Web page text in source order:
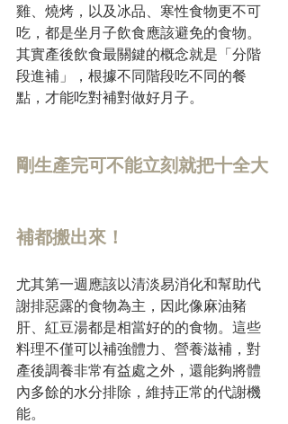
雞、燒烤，以及冰品、寒性食物更不可
吃，都是坐月子飲食應該避免的食物。
其實產後飲食最關鍵的概念就是「分階
段進補」，根據不同階段吃不同的餐
點，才能吃對補對做好月子。
剛生產完可不能立刻就把十全大
補都搬出來！
尤其第一週應該以清淡易消化和幫助代
謝排惡露的食物為主，因此像麻油豬
肝、紅豆湯都是相當好的的食物。這些
料理不僅可以補強體力、營養滋補，對
產後調養非常有益處之外，還能夠將體
內多餘的水分排除，維持正常的代謝機
能。